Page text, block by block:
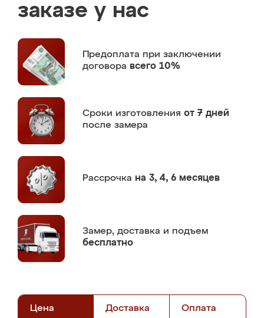
заказе у нас
Предоплата при заключении
договора всего 10%
Сроки изготовления от 7 дней
после замера
Рассрочка на 3, 4, 6 месяцев
Замер, доставка и подъем
бесплатно
Цена Доставка Оплата